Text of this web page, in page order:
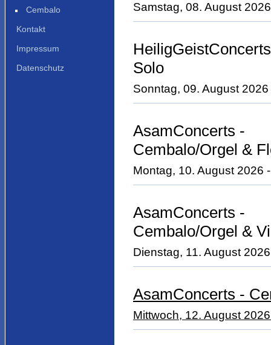
Samstag, 08. August
Solo
Sonntag, 09. August
AsamConcerts -
Cembalo/Orgel &
Montag, 10. August 2026
AsamConcerts -
Cembalo/Orgel &
Dienstag, 11. August
AsamConcerts -
Mittwoch, 12. August
Cembalo
Kontakt
Impressum
Datenschutz